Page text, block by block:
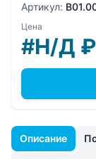
Описание
Артикул:
Цена
#Н/Д ₽